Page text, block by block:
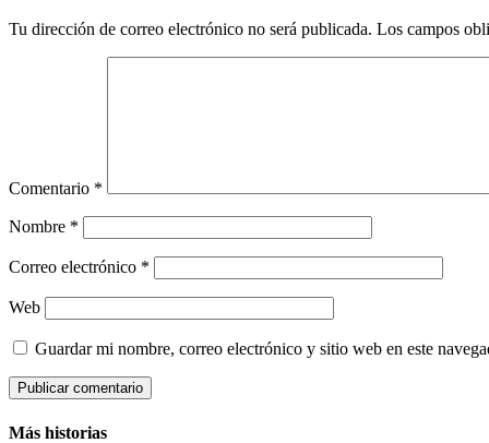
Tu dirección de correo electrónico no será publicada. Los campos
Comentario *
Nombre *
Correo electrónico *
Web
Guardar mi nombre, correo electrónico y sitio web en este
Más historias